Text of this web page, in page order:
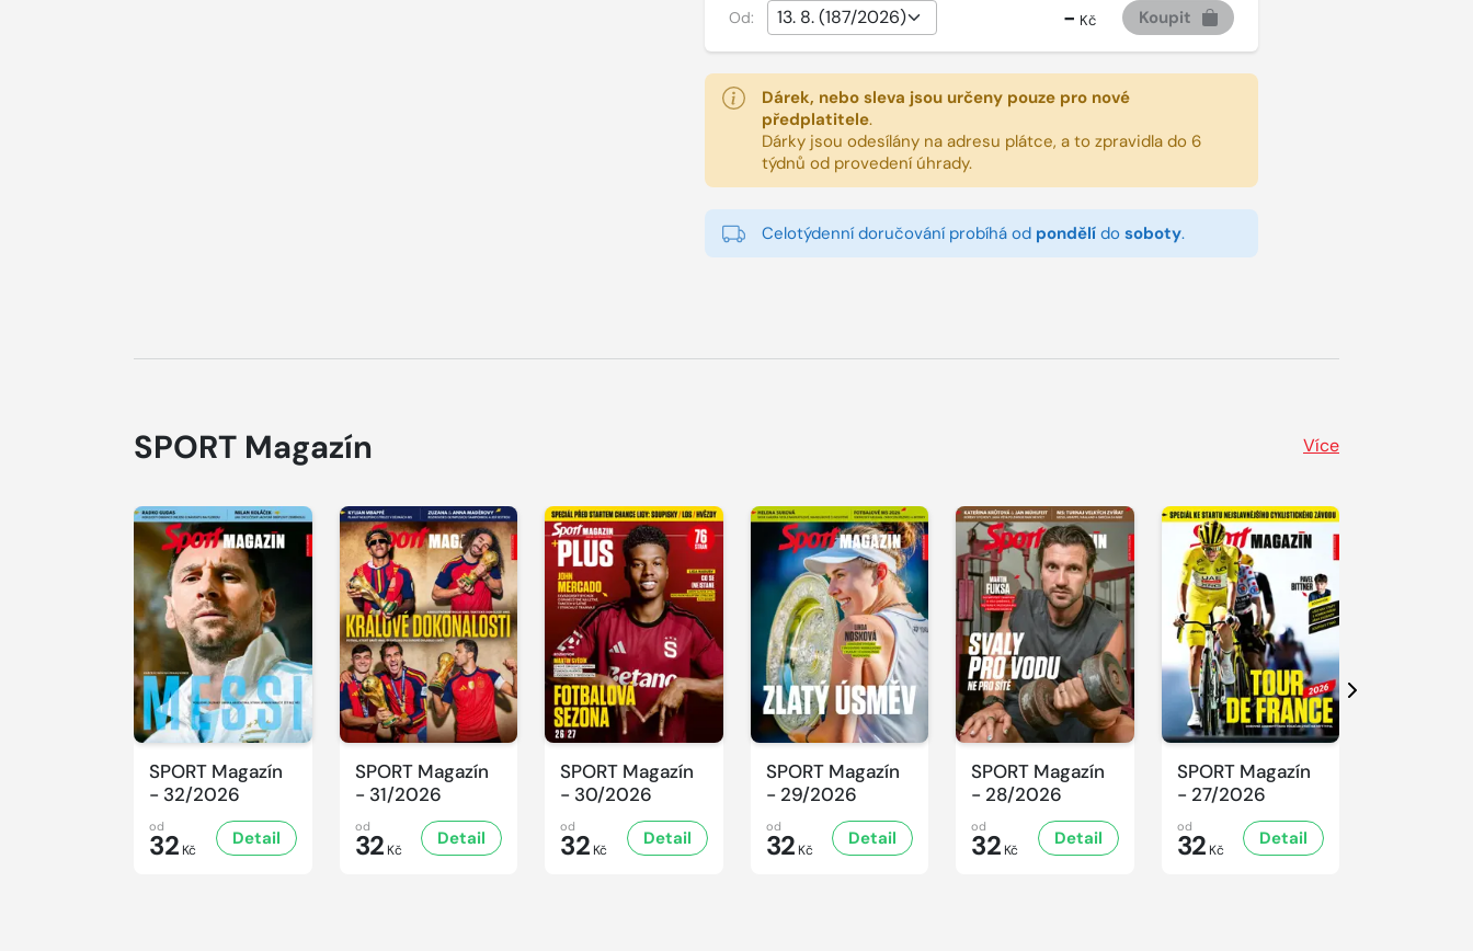
Od: - Kč Koupit
Dárek, nebo sleva jsou určeny pouze pro nové
předplatitele.
Dárky jsou odesílány na adresu plátce, a to zpravidla do 6
týdnů od provedení úhrady.
Celotýdenní doručování probíhá od pondělído soboty.
SPORT Magazín Více
SPORT Magazín
- 32/2026
od
32 Kč
Detail
SPORT Magazín
- 31/2026
od
32 Kč
Detail
SPORT Magazín
- 30/2026
od
32 Kč
Detail
SPORT Magazín
- 29/2026
od
32 Kč
Detail
SPORT Magazín
- 28/2026
od
32 Kč
Detail
SPORT Magazín
- 27/2026
od
32 Kč
Detail
Další